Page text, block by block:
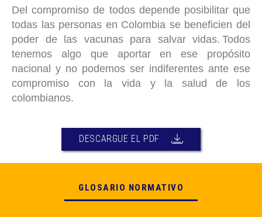
Del compromiso de todos depende posibilitar que
todas las personas en Colombia se beneficien del
poder de las vacunas para salvar vidas. Todos
tenemos algo que aportar en ese propósito
nacional y no podemos ser indiferentes ante ese
compromiso con la vida y la salud de los
colombianos.
DESCARGUE EL PDF
GLOSARIO NORMATIVO